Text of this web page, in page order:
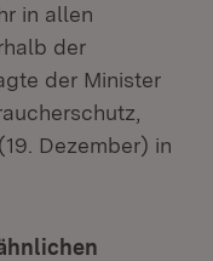
in allen
der
der Minister
Dezember) in